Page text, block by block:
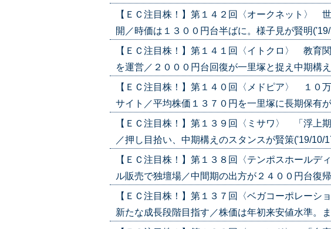
【ＥＣ注目株！】第１４２回〈オークネット〉
開／時価は１３００円台半ばに。様子見が賢明
【ＥＣ注目株！】第１４１回〈イトクロ〉 教育
を運営／２０００円台回復が一里塚と捉え中期構
【ＥＣ注目株！】第１４０回〈メドピア〉 １０
サイト／平均株価１３７０円を一里塚に長期保有
【ＥＣ注目株！】第１３９回〈ミサワ〉 「浮上
／押し目拾い、中期構えのスタンスが賢策('19/10/
【ＥＣ注目株！】第１３８回〈テンポスホール
ル販売で独壇場／中間期の出方が２４００円台復
【ＥＣ注目株！】第１３７回〈ベガコーポレーシ
新たな成長段階目指す／株価は年初来安値水準。